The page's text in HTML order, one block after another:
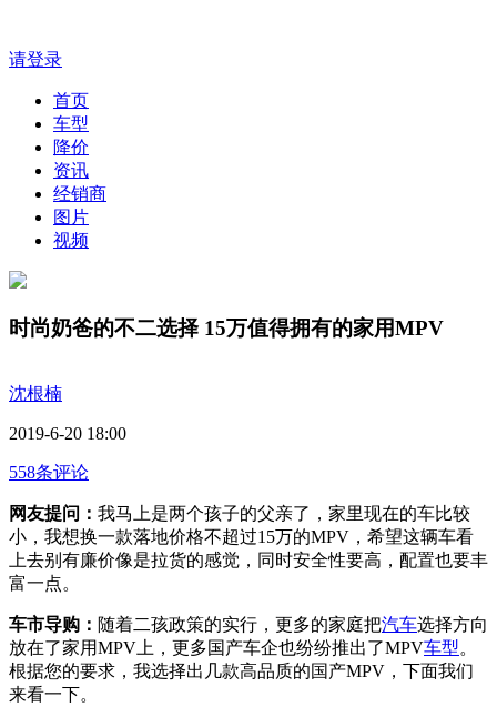
请登录
首页
车型
降价
资讯
经销商
图片
视频
时尚奶爸的不二选择 15万值得拥有的家用MPV
沈根楠
2019-6-20 18:00
558条评论
网友提问： 我马上是两个孩子的父亲了，家里现在的车比较
小，我想换一款落地价格不超过15万的MPV，希望这辆车看
上去别有廉价像是拉货的感觉，同时安全性要高，配置也要丰
富一点。
车市导购： 随着二孩政策的实行，更多的家庭把汽车选择方向
放在了家用MPV上，更多国产车企也纷纷推出了MPV车型。
根据您的要求，我选择出几款高品质的国产MPV，下面我们
来看一下。